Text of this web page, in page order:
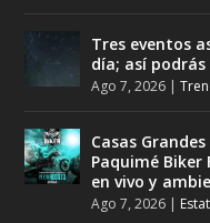
Tres eventos
día; así
Ago 7, 2026 |
Casas
Paquimé Biker
en vivo y
Ago 7, 2026